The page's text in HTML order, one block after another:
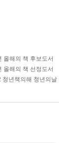
올해의 책 후보도서
올해의 책 선정도서
청년책의해 청년의날